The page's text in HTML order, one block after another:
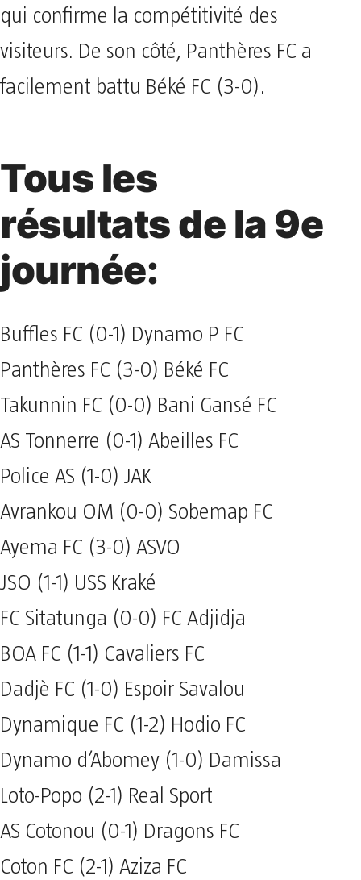
qui confirme la compétitivité des
visiteurs. De son côté, Panthères FC a
facilement battu Béké FC (3-0).
Tous les
résultats de la 9e
journée:
Buffles FC (0-1) Dynamo P FC
Panthères FC (3-0) Béké FC
Takunnin FC (0-0) Bani Gansé FC
AS Tonnerre (0-1) Abeilles FC
Police AS (1-0) JAK
Avrankou OM (0-0) Sobemap FC
Ayema FC (3-0) ASVO
JSO (1-1) USS Kraké
FC Sitatunga (0-0) FC Adjidja
BOA FC (1-1) Cavaliers FC
Dadjè FC (1-0) Espoir Savalou
Dynamique FC (1-2) Hodio FC
Dynamo d’Abomey (1-0) Damissa
Loto-Popo (2-1) Real Sport
AS Cotonou (0-1) Dragons FC
Coton FC (2-1) Aziza FC